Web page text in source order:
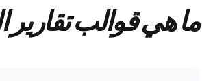
ما هي قوالب تقارير